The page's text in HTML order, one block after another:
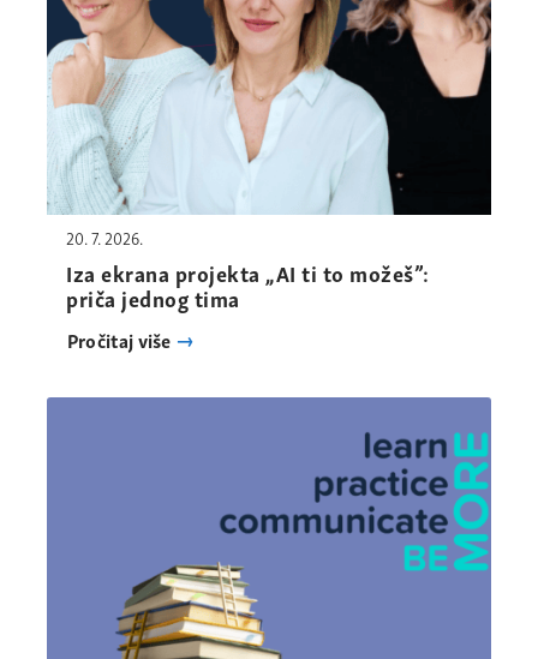
20. 7. 2026.
Iza ekrana projekta „AI ti to možeš”:
priča jednog tima
Pročitaj više